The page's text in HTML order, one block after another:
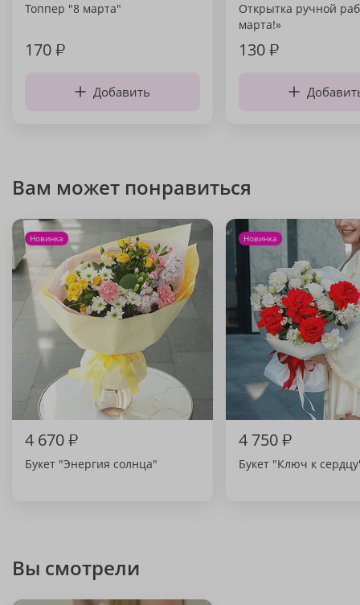
Топпер "8 марта"
170₽
Добавить
Открытка ручной
марта!»
130₽
Вам может понравиться
Новинка
4 670₽
Букет "Энергия солнца"
Новинка
4 750₽
Букет "Ключ к
Вы смотрели